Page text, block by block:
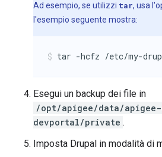
Ad esempio, se utilizzi tar, usa
l'esempio seguente mostra:
tar -hcfz /etc/my-
Esegui un backup dei file in
/opt/apigee/data/
devportal/private .
Imposta Drupal in modalità di